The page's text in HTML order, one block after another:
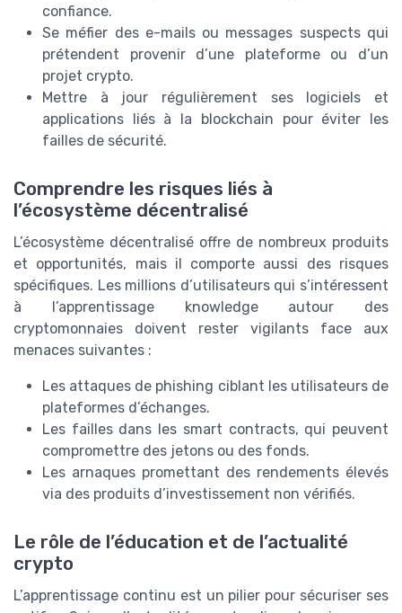
confiance.
Se méfier des e-mails ou messages suspects qui
prétendent provenir d’une plateforme ou d’un
projet crypto.
Mettre à jour régulièrement ses logiciels et
applications liés à la blockchain pour éviter les
failles de sécurité.
Comprendre les risques liés à
l’écosystème décentralisé
L’écosystème décentralisé offre de nombreux produits
et opportunités, mais il comporte aussi des risques
spécifiques. Les millions d’utilisateurs qui s’intéressent
à l’apprentissage knowledge autour des
cryptomonnaies doivent rester vigilants face aux
menaces suivantes :
Les attaques de phishing ciblant les utilisateurs de
plateformes d’échanges.
Les failles dans les smart contracts, qui peuvent
compromettre des jetons ou des fonds.
Les arnaques promettant des rendements élevés
via des produits d’investissement non vérifiés.
Le rôle de l’éducation et de l’actualité
crypto
L’apprentissage continu est un pilier pour sécuriser ses